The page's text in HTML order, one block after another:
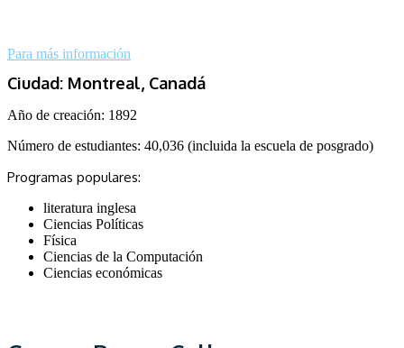
Para más información
Ciudad: Montreal, Canadá
Año de creación: 1892
Número de estudiantes: 40,036 (incluida la escuela de posgrado)
Programas populares:
literatura inglesa
Ciencias Políticas
Física
Ciencias de la Computación
Ciencias económicas